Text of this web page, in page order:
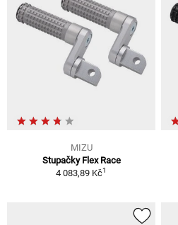
MIZU
Stupačky Flex Race
4 083,89 Kč1